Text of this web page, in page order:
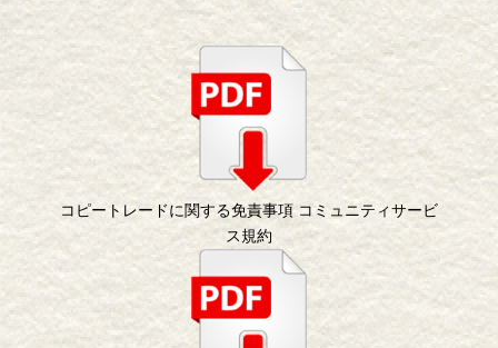
コピートレードに関する免責事項 コミュニティサービ
ス規約